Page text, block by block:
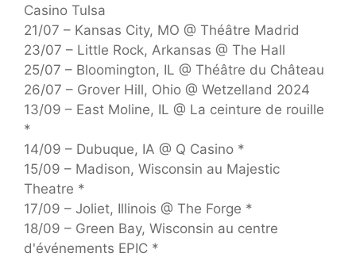
Casino Tulsa
21/07 – Kansas City, MO @ Théâtre Madrid
23/07 – Little Rock, Arkansas @ The Hall
25/07 – Bloomington, IL @ Théâtre du Château
26/07 – Grover Hill, Ohio @ Wetzelland 2024
13/09 – East Moline, IL @ La ceinture de rouille
*
14/09 – Dubuque, IA @ Q Casino *
15/09 – Madison, Wisconsin au Majestic
Theatre *
17/09 – Joliet, Illinois @ The Forge *
18/09 – Green Bay, Wisconsin au centre
d'événements EPIC *